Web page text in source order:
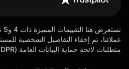
عملائنا، تم إخفاء التفاصيل الشخصية
متطلبات لائحة حماية البيانات العامة (GDPR)